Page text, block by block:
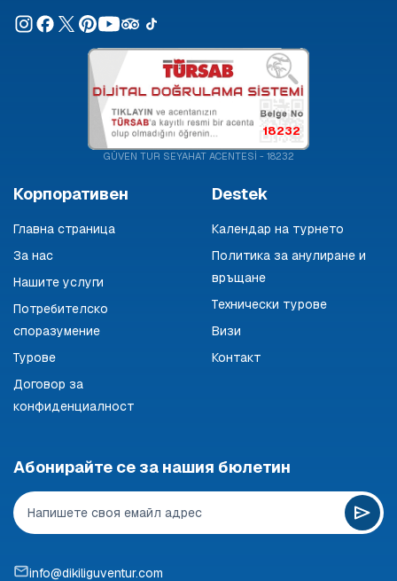
18232
GÜVEN TUR SEYAHAT ACENTESİ - 18232
Корпоративен
Главна страница
За нас
Нашите услуги
Потребителско
споразумение
Турове
Договор за
конфиденциалност
Destek
Календар на турнето
Политика за анулиране и
връщане
Технически турове
Визи
Контакт
Абонирайте се за нашия бюлетин
info@dikiliguventur.com